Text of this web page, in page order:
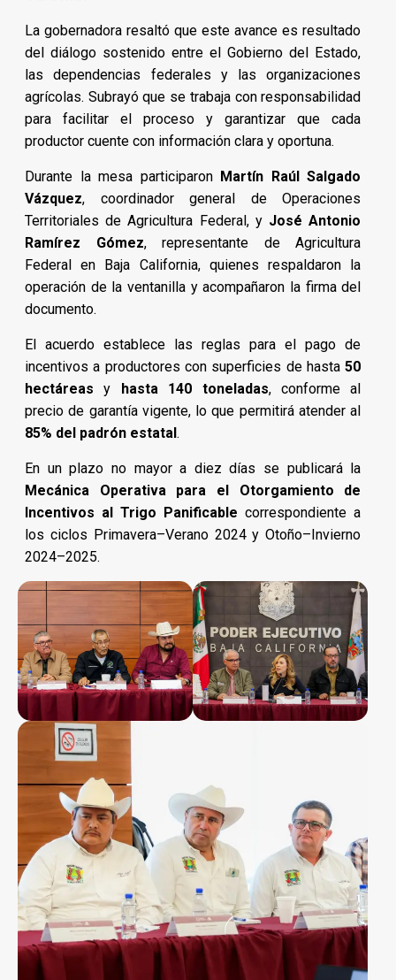
La gobernadora resaltó que este avance es resultado
del diálogo sostenido entre el Gobierno del Estado,
las dependencias federales y las organizaciones
agrícolas. Subrayó que se trabaja con responsabilidad
para facilitar el proceso y garantizar que cada
productor cuente con información clara y oportuna.
Durante la mesa participaron Martín Raúl Salgado
Vázquez, coordinador general de Operaciones
Territoriales de Agricultura Federal, y José Antonio
Ramírez Gómez, representante de Agricultura
Federal en Baja California, quienes respaldaron la
operación de la ventanilla y acompañaron la firma del
documento.
El acuerdo establece las reglas para el pago de
incentivos a productores con superficies de hasta50
hectáreas y hasta 140 toneladas, conforme al
precio de garantía vigente, lo que permitirá atender al
85% del padrón estatal.
En un plazo no mayor a diez días se publicará la
Mecánica Operativa para el Otorgamiento de
Incentivos al Trigo Panificable correspondiente a
los ciclos Primavera–Verano 2024 y Otoño–Invierno
2024–2025.